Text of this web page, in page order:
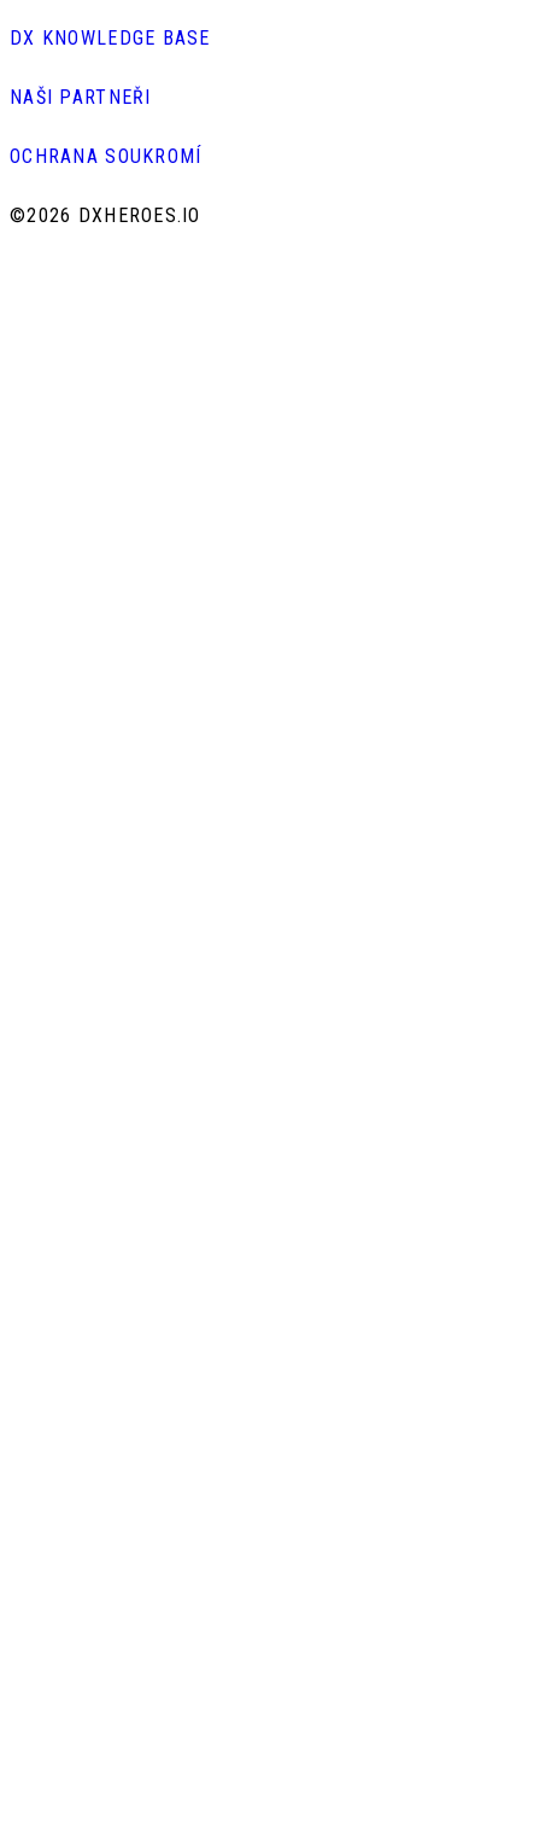
DX KNOWLEDGE BASE
NAŠI PARTNEŘI
OCHRANA SOUKROMÍ
©2026 DXHEROES.IO